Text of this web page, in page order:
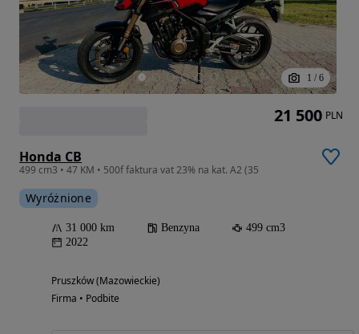
1 / 6
Honda CB
499 cm3 • 47 KM • 500f faktura vat 23% na kat. A2 (35
Wyróżnione
31 000 km Benzyna
499 cm3
2022
Pruszków (Mazowieckie)
Firma • Podbite
21 500 PLN